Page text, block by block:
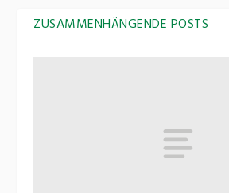
ZUSAMMENHÄNGENDE POSTS